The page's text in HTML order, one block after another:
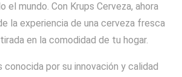
el mundo. Con Krups Cerveza, ahora
la experiencia de una cerveza fresca
en la comodidad de tu hogar.
conocida por su innovación y calidad